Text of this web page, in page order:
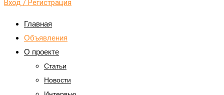
Вход / Регистрация
Главная
Объявления
О проекте
Статьи
Новости